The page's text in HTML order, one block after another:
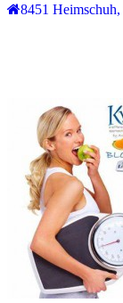
8451 Heimschuh